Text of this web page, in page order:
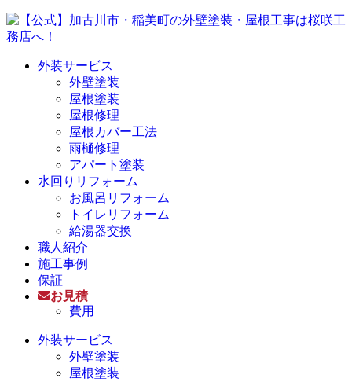
外装サービス
外壁塗装
屋根塗装
屋根修理
屋根カバー工法
雨樋修理
アパート塗装
水回りリフォーム
お風呂リフォーム
トイレリフォーム
給湯器交換
職人紹介
施工事例
保証
お見積
費用
外装サービス
外壁塗装
屋根塗装